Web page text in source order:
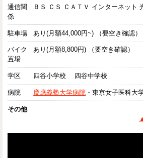
通信関
係
ＢＳ ＣＳ ＣＡＴＶ インターネット
駐車場 あり(月額44,000円~) （要空き確認）
バイク
置場
あり(月額8,800円) （要空き確認）
学区 四谷小学校 四谷中学校
病院 慶應義塾大学病院 ・東京女子医科大
その他